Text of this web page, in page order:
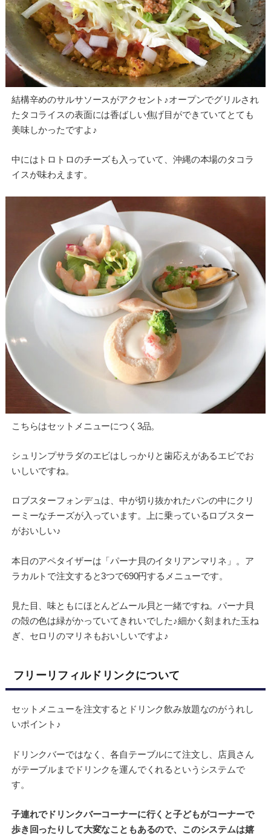
結構辛めのサルサソースがアクセント♪オープンでグリルされ
たタコライスの表面には香ばしい焦げ目ができていてとても
美味しかったですよ♪
中にはトロトロのチーズも入っていて、沖縄の本場のタコラ
イスが味わえます。
こちらはセットメニューにつく3品。
シュリンプサラダのエビはしっかりと歯応えがあるエビでお
いしいですね。
ロブスターフォンデュは、中が切り抜かれたパンの中にクリ
ーミーなチーズが入っています。上に乗っているロブスター
がおいしい♪
本日のアペタイザーは「パーナ貝のイタリアンマリネ」。ア
ラカルトで注文すると3つで690円するメニューです。
見た目、味ともにほとんどムール貝と一緒ですね。パーナ貝
の殻の色は緑がかっていてきれいでした♪細かく刻まれた玉ね
ぎ、セロリのマリネもおいしいですよ♪
フリーリフィルドリンクについて
セットメニューを注文するとドリンク飲み放題なのがうれし
いポイント♪
ドリンクバーではなく、各自テーブルにて注文し、店員さん
がテーブルまでドリンクを運んでくれるというシステムで
す。
子連れでドリンクバーコーナーに行くと子どもがコーナーで
歩き回ったりして大変なこともあるので、このシステムは嬉